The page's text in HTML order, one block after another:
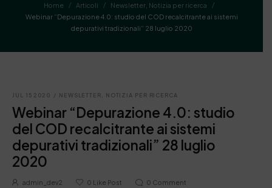
Home / Articoli / Newsletter Notizia per ricerca
/
Webinar “Depurazione 4.0: studio del COD recalcitrante ai sistemi
depurativi tradizionali” 28 luglio 2020
JUL 15 2020 / NEWSLETTER, NOTIZIA PER RICERCA
Webinar “Depurazione 4.0: studio
del COD recalcitrante ai sistemi
depurativi tradizionali” 28 luglio
2020
admin_dev2 0 Like Post 0 Comment